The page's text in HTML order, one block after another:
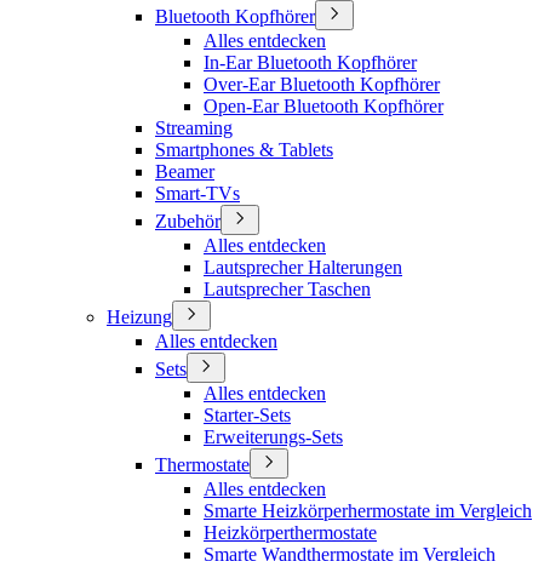
Bluetooth Kopfhörer
Alles entdecken
In-Ear Bluetooth Kopfhörer
Over-Ear Bluetooth Kopfhörer
Open-Ear Bluetooth Kopfhörer
Streaming
Smartphones & Tablets
Beamer
Smart-TVs
Zubehör
Alles entdecken
Lautsprecher Halterungen
Lautsprecher Taschen
Heizung
Alles entdecken
Sets
Alles entdecken
Starter-Sets
Erweiterungs-Sets
Thermostate
Alles entdecken
Smarte Heizkörperhermostate im Vergleich
Heizkörperthermostate
Smarte Wandthermostate im Vergleich